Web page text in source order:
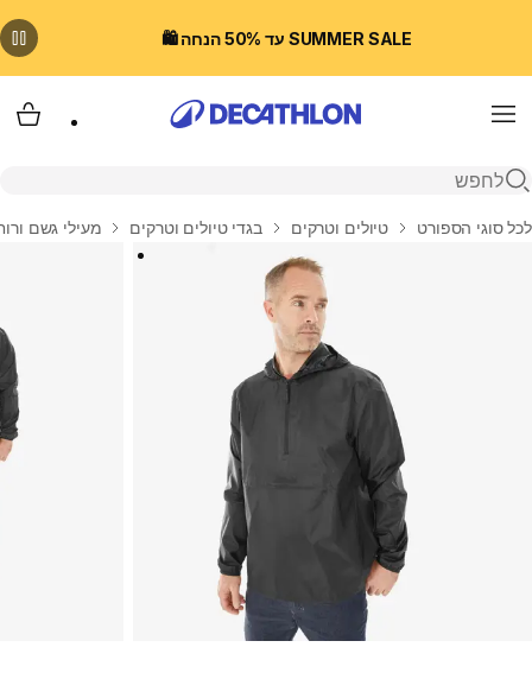
SUMMER SALE עד 50% הנחה 🛍️
Menu
פתיחת חיפוש
בית
לכל סוגי הספורט טיולים וטרקים בגדי טיולים וטרקים מעילי גשם